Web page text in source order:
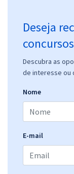
Deseja
Descubra as
de interesse ou
Nome
E-mail